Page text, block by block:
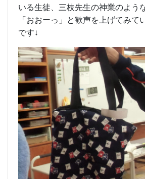
いる生徒、三枝先生の神業のよう
「おおーっ」と歓声を上げてみて
です↓